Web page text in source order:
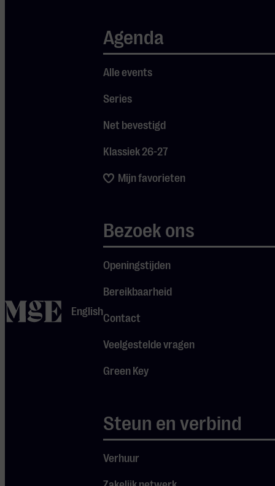
homeEnglish
Agenda
Alle events
Series
Net bevestigd
Klassiek 26-27
Mijn favorieten
Bezoek ons
Openingstijden
Bereikbaarheid
Contact
Veelgestelde vragen
Green Key
Steun en verbind
Verhuur
interactief, muzikaal en